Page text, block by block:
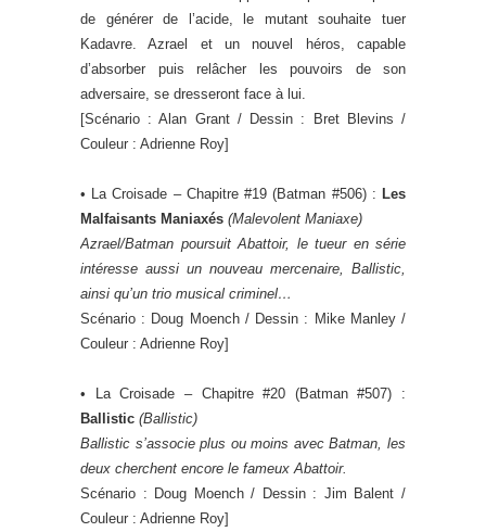
de générer de l’acide, le mutant souhaite tuer
Kadavre. Azrael et un nouvel héros, capable
d’absorber puis relâcher les pouvoirs de son
adversaire, se dresseront face à lui.
[Scénario : Alan Grant / Dessin : Bret Blevins /
Couleur : Adrienne Roy]
• La Croisade – Chapitre #19 (Batman #506) : Les
Malfaisants Maniaxés (Malevolent Maniaxe)
Azrael/Batman poursuit Abattoir, le tueur en série
intéresse aussi un nouveau mercenaire, Ballistic,
ainsi qu’un trio musical criminel…
Scénario : Doug Moench / Dessin : Mike Manley /
Couleur : Adrienne Roy]
• La Croisade – Chapitre #20 (Batman #507) :
Ballistic (Ballistic)
Ballistic s’associe plus ou moins avec Batman, les
deux cherchent encore le fameux Abattoir.
Scénario : Doug Moench / Dessin : Jim Balent /
Couleur : Adrienne Roy]